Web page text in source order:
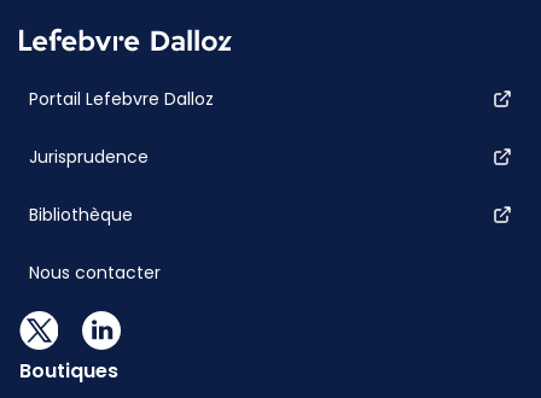
Portail Lefebvre Dalloz
Jurisprudence
Bibliothèque
Nous contacter
Boutiques